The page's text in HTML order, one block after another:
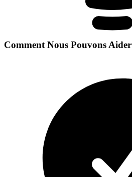
Comment Nous Pouvons Aider